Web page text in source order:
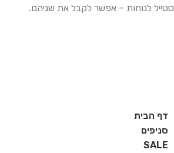
סטייל לנוחות – אפשר לקבל את שניהם.
דף הבית
סניפים
SALE